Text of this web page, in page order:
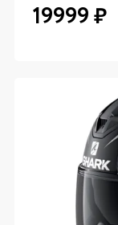
19999₽